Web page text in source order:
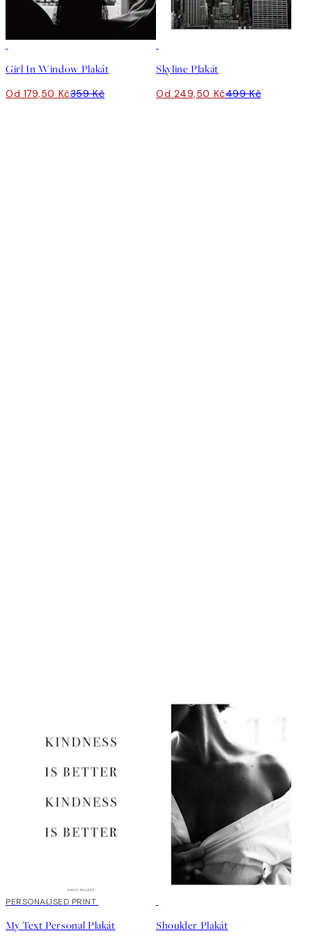
Girl In Window Plakát
Od 179,50 Kč359 Kč
Skyline Plakát
Od 249,50 Kč499 Kč
20%*
PERSONALISED PRINT
My Text Personal Plakát Shoulder Plakát